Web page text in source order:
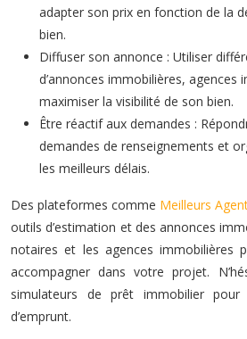
adapter son prix en fonction de la
bien.
Diffuser son annonce : Utiliser
d’annonces immobilières, agences
maximiser la visibilité de son bien.
Être réactif aux demandes :
demandes de renseignements et
les meilleurs délais.
Des plateformes comme Meilleurs
outils d’estimation et des annonces
notaires et les agences immobilières
accompagner dans votre projet.
simulateurs de prêt immobilier pour
d’emprunt.